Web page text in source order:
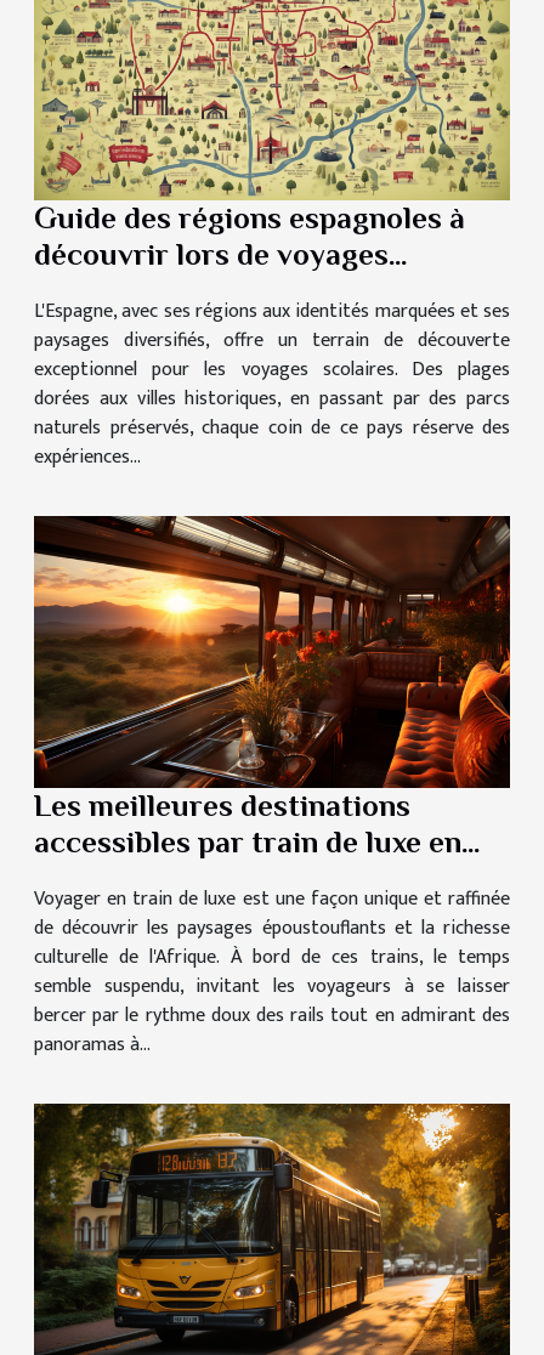
Guide des régions espagnoles à
découvrir lors de voyages
L'Espagne, avec ses régions aux identités marquées et ses
paysages diversifiés, offre un terrain de découverte
exceptionnel pour les voyages scolaires. Des plages
dorées aux villes historiques, en passant par des parcs
naturels préservés, chaque coin de ce pays réserve des
expériences...
Les meilleures destinations
accessibles par train de luxe en
Voyager en train de luxe est une façon unique et raffinée
de découvrir les paysages époustouflants et la richesse
culturelle de l'Afrique. À bord de ces trains, le temps
semble suspendu, invitant les voyageurs à se laisser
bercer par le rythme doux des rails tout en admirant des
panoramas à...